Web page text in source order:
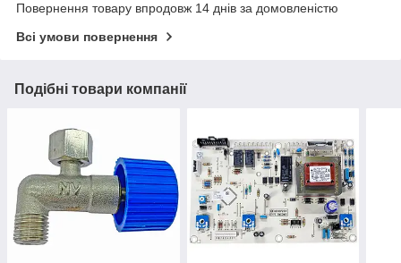
Повернення товару впродовж 14 днів за домовленістю
Всі умови повернення
Подібні товари компанії